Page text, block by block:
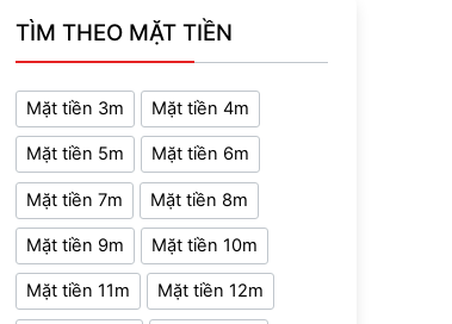
TÌM THEO MẶT TIỀN
Mặt tiền 3m Mặt tiền 4m
Mặt tiền 5m Mặt tiền 6m
Mặt tiền 7m Mặt tiền 8m
Mặt tiền 9m Mặt tiền 10m
Mặt tiền 11m Mặt tiền 12m